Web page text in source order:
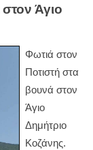
Άγιο
Φωτιά στον
Ποτιστή στα
βουνά στον
Άγιο
Δημήτριο
Κοζάνης.